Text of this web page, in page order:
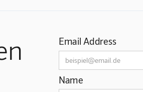
Email Address
Name